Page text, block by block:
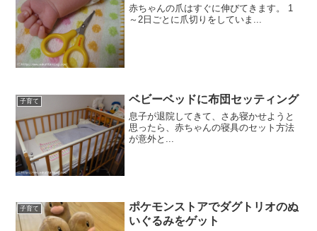
赤ちゃんの爪はすぐに伸びてきます。 1
～2日ごとに爪切りをしていま...
子育て ベビーベッドに布団セッティング
息子が退院してきて、さあ寝かせようと
思ったら、赤ちゃんの寝具のセット方法
が意外と...
子育て
ポケモンストアでダグトリオのぬ
いぐるみをゲット